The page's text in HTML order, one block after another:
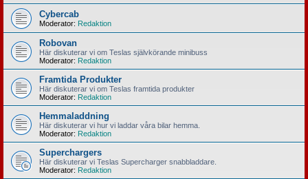
Cybercab
Moderator: Redaktion
Robovan
Här diskuterar vi om Teslas självkörande minibuss
Moderator: Redaktion
Framtida Produkter
Här diskuterar vi om Teslas framtida produkter
Moderator: Redaktion
Hemmaladdning
Här diskuterar vi hur vi laddar våra bilar hemma.
Moderator: Redaktion
Superchargers
Här diskuterar vi Teslas Supercharger snabbladdare.
Moderator: Redaktion